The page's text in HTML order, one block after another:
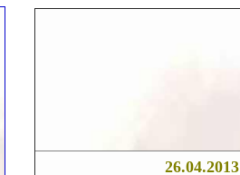
26.04.2013